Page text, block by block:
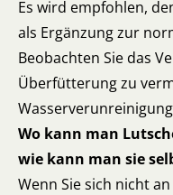
Es wird empfohlen,
als Ergänzung zur
Beobachten Sie das
Überfütterung zu
Wo kann man
wie kann man sie
Wenn Sie sich nicht